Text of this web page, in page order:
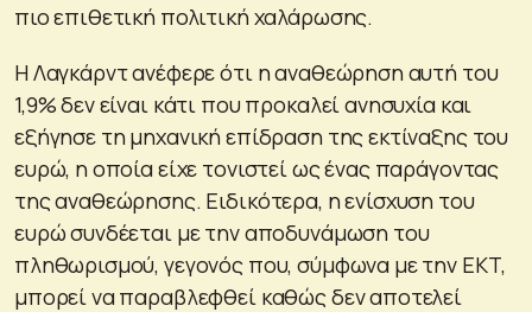
πιο επιθετική πολιτική χαλάρωσης.
Η Λαγκάρντ ανέφερε ότι η αναθεώρηση αυτή του
1,9% δεν είναι κάτι που προκαλεί ανησυχία και
εξήγησε τη μηχανική επίδραση της εκτίναξης του
ευρώ, η οποία είχε τονιστεί ως ένας παράγοντας
της αναθεώρησης. Ειδικότερα, η ενίσχυση του
ευρώ συνδέεται με την αποδυνάμωση του
πληθωρισμού, γεγονός που, σύμφωνα με την ΕΚΤ,
μπορεί να παραβλεφθεί καθώς δεν αποτελεί